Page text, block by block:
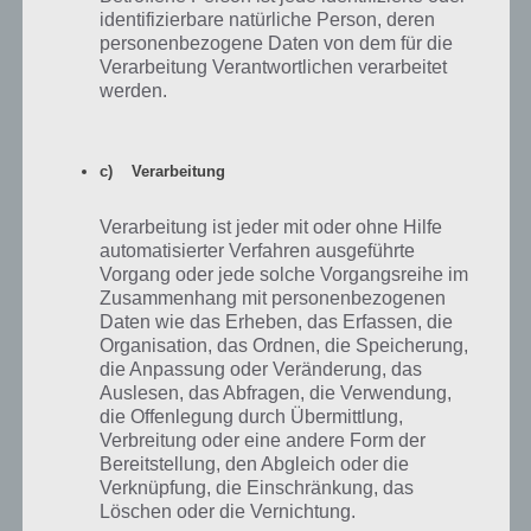
Schalter mit dem Knopf rechts der Tür verbunden sind. Das sind
Knopf 1,3 und 5. Diese drücken wir, danach den Knopf und die Tür
antippen. Nun befindet sich dort noch ein Stein. Wir neigen unser
Gerät also nach rechts, damit dieser verschwindet und auch das
Dooors Level 75 Lösung:Abschließend dann noch die Lösung zu
identifizierbare natürliche Person, deren
personenbezogene Daten von dem für die
Verarbeitung Verantwortlichen verarbeitet
werden.
c) Verarbeitung
Verarbeitung ist jeder mit oder ohne Hilfe
automatisierter Verfahren ausgeführte
Vorgang oder jede solche Vorgangsreihe im
Zusammenhang mit personenbezogenen
Daten wie das Erheben, das Erfassen, die
Organisation, das Ordnen, die Speicherung,
die Anpassung oder Veränderung, das
Auslesen, das Abfragen, die Verwendung,
die Offenlegung durch Übermittlung,
Verbreitung oder eine andere Form der
Bereitstellung, den Abgleich oder die
Verknüpfung, die Einschränkung, das
Löschen oder die Vernichtung.